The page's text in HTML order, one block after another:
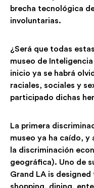
brecha tecnológica
involuntarias.
¿Será que todas
museo de
inicio ya se habrá
raciales, sociales y
participado dichas
La primera
museo ya ha caído, y
la discriminación
geográfica). Uno de
Grand LA is